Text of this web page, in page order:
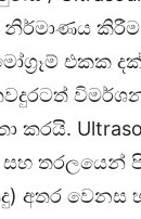
කිරීම
එකක
කරයි.
සහ තරලයෙන්
අතර වෙනස